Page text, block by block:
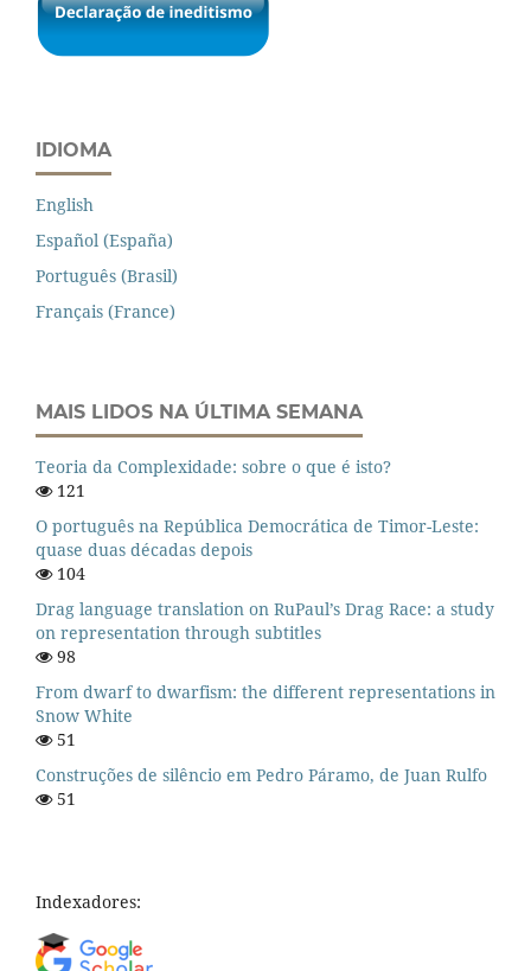
IDIOMA
English
Español (España)
Português (Brasil)
Français (France)
MAIS LIDOS NA ÚLTIMA SEMANA
Teoria da Complexidade: sobre o que é isto?
121
O português na República Democrática de Timor-Leste:
quase duas décadas depois
104
Drag language translation on RuPaul’s Drag Race: a study
on representation through subtitles
98
From dwarf to dwarfism: the different representations in
Snow White
51
Construções de silêncio em Pedro Páramo, de Juan Rulfo
51
Indexadores: